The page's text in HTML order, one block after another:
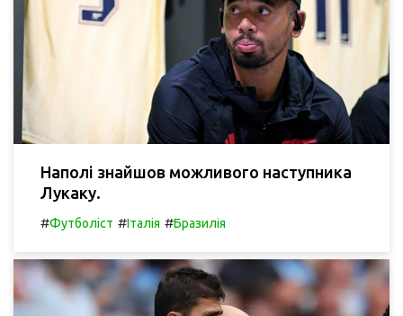
Наполі знайшов можливого наступника
Лукаку.
#Футболіст #Італія #Бразилія